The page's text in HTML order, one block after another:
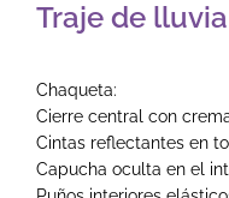
Traje de
Chaqueta:
Cierre central con
Cintas reflectantes en
Capucha oculta en el